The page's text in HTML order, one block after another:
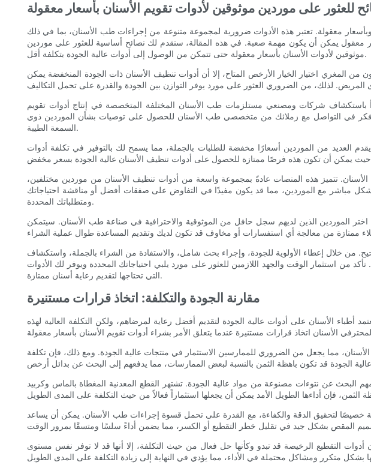
للعثور على موردين موثوقين لأدوات تقويم الأسنان بأسعار معقولة
معقولة. تعتبر هذه الأدوات ضرورية لمجموعة متنوعة من إجراءات طب الأسنان، بما في ذلك
معقول يمكن أن يكون مهمة صعبة. في هذه المقالة، سنقدم لك نصائح أساسية للعثور على موردين
موثوقين لأدوات الأسنان بأسعار معقولة حتى تتمكن من الوصول إلى أدوات عالية الجودة بتكلفة أقل.
المغري اختيار الخيار الأرخص المتاح، إلا أن أدوات تنظيف الأسنان ذات الجودة المنخفضة يمكن
باستكشاف شركات ومصنعي مستلزمات طب الأسنان المختلفة المتخصصة في إنتاج أدوات تقويم
فكر في التواصل مع زملائك من متخصصي طب الأسنان للحصول على توصيات بشأن الموردين ذوي
السمعة الطيبة.
العديد من الموردين أسعارًا مخفضة للطلبات بالجملة، مما يسمح لك بالتوفير في تكلفة أدوات
تتميز هذه المنصات عادةً بمجموعة واسعة من أدوات تنظيف الأسنان من موردين مختلفين،
مباشر مع الموردين، مما قد يكون مفيدًا في التفاوض على صفقات أفضل أو مناقشة احتياجاتك
ومتطلباتك المحددة.
الموردين الذين لديهم سجل حافل من الموثوقية والاحترافية في صناعة طب الأسنان. سيتمكن
من خلال إعطاء الأولوية للجودة، وإجراء بحث شامل، والاستفادة من الشراء بالجملة، واستكشاف
من استثمار الوقت والجهد اللازمين للعثور على مورد يلبي احتياجاتك المحددة ويوفر لك الأدوات
التي تحتاجها لتقديم رعاية أسنان ممتازة.
مقارنة الجودة والتكلفة: اتخاذ قرارات مستنيرة
أطباء الأسنان على أدوات عالية الجودة لتقديم أفضل رعاية لمرضاهم، ولكن التكلفة العالية لهذه
مما يجعل من الضروري للممارسين الاستثمار في منتجات عالية الجودة. ومع ذلك، فإن تكلفة
البحث عن نتوءات مصنوعة من مواد عالية الجودة. تشتهر القطع المعدنية المغطاة بالماس وكربيد
خصيصًا لتحقيق الدقة والكفاءة، مع القدرة على تحمل قسوة إجراءات طب الأسنان. يمكن أن يساعد
التقطيع الرخيصة قد تبدو وكأنها حل فعال من حيث التكلفة، إلا أنها قد لا توفر نفس مستوى